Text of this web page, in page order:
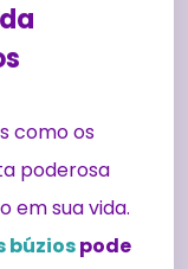
como os
poderosa
em sua vida.
búziospode